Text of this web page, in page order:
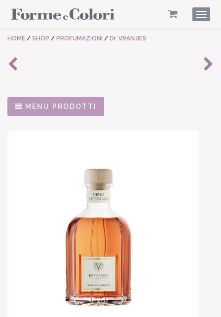
HOME / SHOP / PROFUMAZIONI / Dr. VRANJIES
MENU PRODOTTI